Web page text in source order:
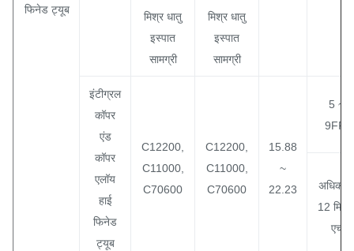
फिनेड ट्यूब
मिश्र धातु
इस्पात
सामग्री
मिश्र धातु
इस्पात
सामग्री
इंटीग्रल
कॉपर
एंड
कॉपर
एलॉय
हाई
फिनेड
ट्यूब
C12200,
C11000,
C70600
C12200,
C11000,
C70600
15.88
~
22.23
5 ~
9FPI
अधिकतम
12
एच